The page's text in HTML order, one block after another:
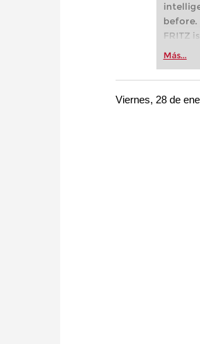
before.
FRITZ
more
Más...
Viernes, 28 de